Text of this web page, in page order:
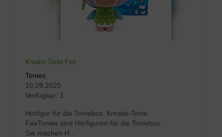
Kreativ-Tonie Fee
Tonies
10.09.2020
Verfügbar: 1
Hörfigur für die Toniebox: Kreativ-Tonie
FeeTonies sind Hörfiguren für die Toniebox.
Sie machen H...